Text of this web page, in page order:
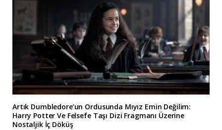
Artık Dumbledore’un Ordusunda Mıyız Emin Değilim:
Harry Potter Ve Felsefe Taşı Dizi Fragmanı Üzerine
Nostaljik İç Döküş